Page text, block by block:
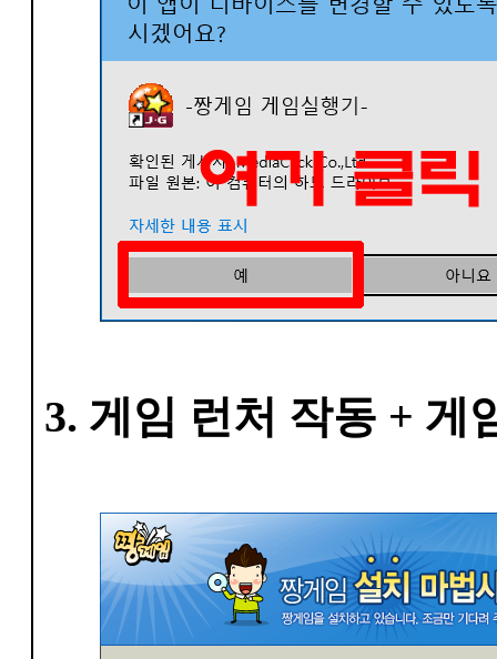
3. 게임 런처 작동 + 게